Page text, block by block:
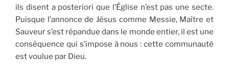
ils disent a posteriori que l’Église n’est pas une secte.
Puisque l’annonce de Jésus comme Messie, Maître et
Sauveur s’est répandue dans le monde entier, il est une
conséquence qui s’impose à nous : cette communauté
est voulue par Dieu.